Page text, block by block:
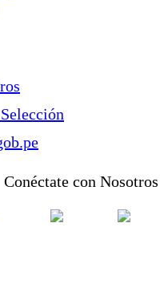
Conéctate con